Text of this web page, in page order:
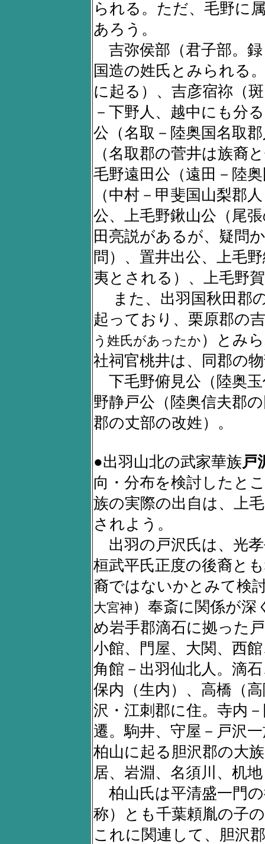
られる。ただ、毛野に
あろう。
吉弥侯部（君子部。
国造の姓氏とみられる
に起る）、吉彦宿祢（
－下野人、越中にも分
公（名取－陸奥国名取
（名取郡の菅井は族裔
毛野遠田公（遠田－陸
（中村－甲斐国山梨郡
公、上毛野鍬山公（尾
田亮説があるが、疑問
問）、置井出公、上毛
夷とされる）、上毛野
また、出羽国秋田郡
起っており、栗原郡の
う姓氏があったか ）とみ
社祠官桃井は、同郡の
下毛野俯見公（陸奥
野静戸公（陸奥信夫郡
郡の丈部の改姓）。
●出羽山北の武家華族戸
向・分布を検討したと
族の実際の出自は、上
されよう。
出羽の戸沢氏は、光
桓武平氏正度の後裔と
裔ではないかとみて検
大宮神 ）奉斎に関係が
め岩手郡滴石に拠った
小館、門屋、大関、西
角館－出羽仙北人。滴
保内（生内）、高橋（
沢・江刺郡に住。寺内
遷。駒井、守屋－戸沢
柏山に起る胆沢郡の大
居、岩淵、名須川、机
柏山氏は平清盛一門
称）とも千葉頼胤の子
これに関連して、胆沢